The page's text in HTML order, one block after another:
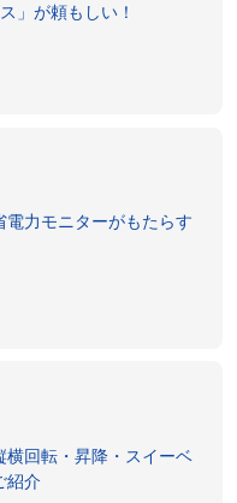
」が頼もしい！
電力モニターがもたらす
横回転・昇降・スイーベ
紹介